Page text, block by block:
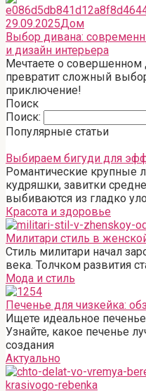
29.09.2025Дом
Выбор дивана:
и дизайн интерьера
Мечтаете о
превратит сложный
приключение!
Поиск
Поиск:
Популярные статьи
Выбираем бигуди для
Романтические крупные
кудряшки, завитки
выбиваются из гладко
Красота и здоровье
Милитари стиль в
Стиль милитари начал
века. Толчком развития
Мода и стиль
Печенье для чизкейка:
Ищете идеальное
Узнайте, какое печенье
создания
Актуально